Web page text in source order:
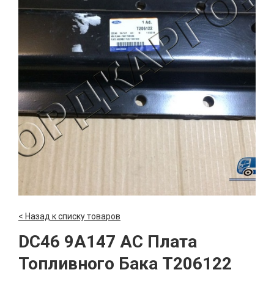
< Назад к списку товаров
DC46 9A147 AC Плата
Топливного Бака T206122